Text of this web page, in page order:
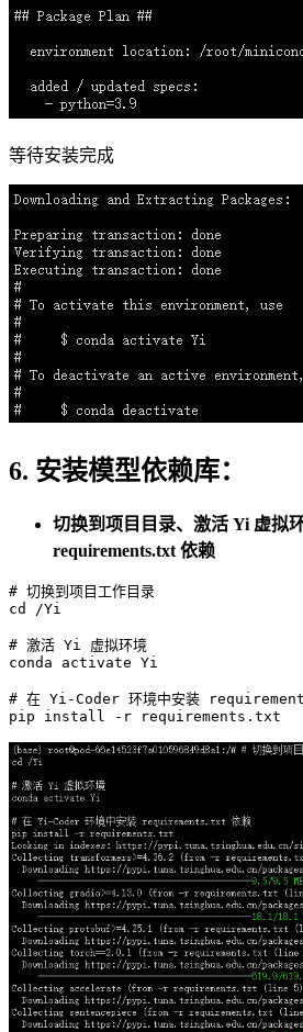
等待安装完成
6. 安装模型依赖库：
切换到项目目录、激活 Yi 虚拟
requirements.txt 依赖
# 切换到项目工作目录
cd
/Yi
# 激活 Yi 虚拟环境
conda activate Yi
# 在 Yi-Coder 环境中安装